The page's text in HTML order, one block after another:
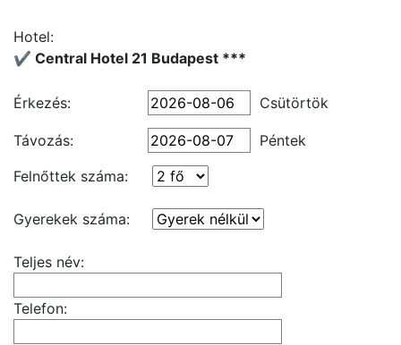
Hotel:
✔️ Central Hotel 21 Budapest ***
Érkezés: Csütörtök
Távozás:
Péntek
Felnőttek száma:
Gyerekek száma:
Teljes név:
Telefon: